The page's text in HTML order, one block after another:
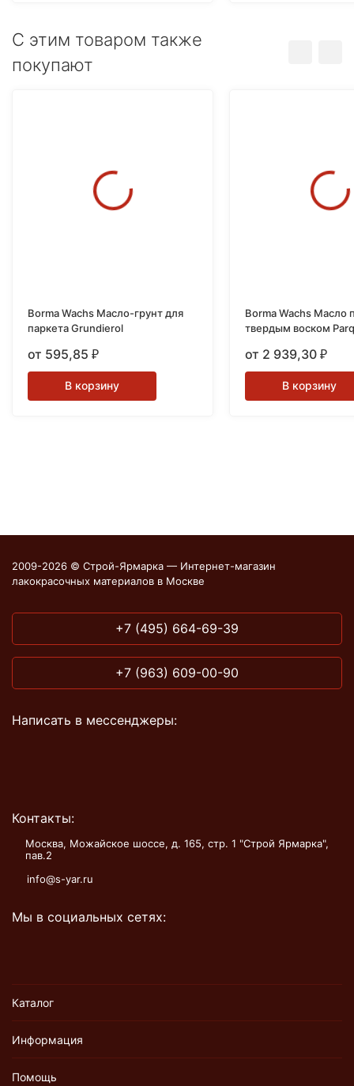
C этим товаром также
покупают
Borma Wachs Масло-грунт для
паркета Grundierol
от 595,85 ₽
В корзину
Borma Wachs Масло
твердым воском
от 2 939,30 ₽
В корзину
2009-2026 © Строй-Ярмарка — Интернет-магазин
лакокрасочных материалов в Москве
+7 (495) 664-69-39
+7 (963) 609-00-90
Написать в мессенджеры:
Контакты:
Москва, Можайское шоссе, д. 165, стр. 1 "Строй Ярмарка",
пав.2
info@s-yar.ru
Мы в социальных сетях:
Каталог
Информация
Помощь